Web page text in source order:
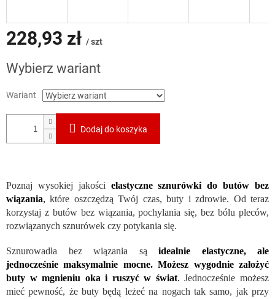
228,93 zł / szt
jednostkowa:
Wybierz wariant
Wariant
Dodaj do koszyka
Poznaj wysokiej jakości elastyczne sznurówki do butów bez
wiązania, które oszczędzą Twój czas, buty i zdrowie. Od teraz
korzystaj z butów bez wiązania, pochylania się, bez bólu pleców,
rozwiązanych sznurówek czy potykania się.
Sznurowadła bez wiązania są idealnie elastyczne, ale
jednocześnie maksymalnie mocne. Możesz wygodnie założyć
buty w mgnieniu oka i ruszyć w świat. Jednocześnie możesz
mieć pewność, że buty będą leżeć na nogach tak samo, jak przy